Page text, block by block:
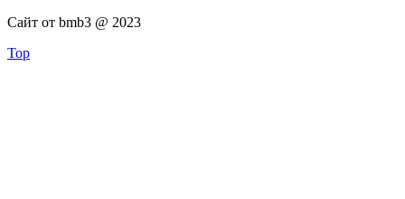
Сайт от bmb3 @ 2023
Top